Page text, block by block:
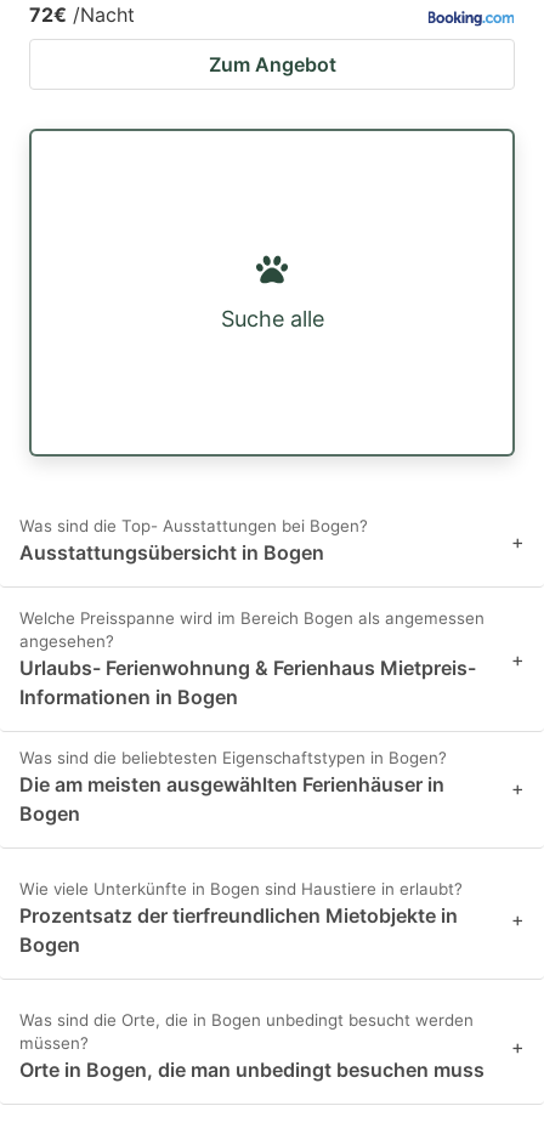
72€ /Nacht
Zum Angebot
Suche alle
Was sind die Top- Ausstattungen bei Bogen?
Ausstattungsübersicht in Bogen +
Welche Preisspanne wird im Bereich Bogen als angemessen
angesehen?
Urlaubs- Ferienwohnung & Ferienhaus Mietpreis-
Informationen in Bogen
+
Was sind die beliebtesten Eigenschaftstypen in Bogen?
Die am meisten ausgewählten Ferienhäuser in
Bogen
+
Wie viele Unterkünfte in Bogen sind Haustiere in erlaubt?
Prozentsatz der tierfreundlichen Mietobjekte in
Bogen
+
Was sind die Orte, die in Bogen unbedingt besucht werden
müssen?
Orte in Bogen, die man unbedingt besuchen muss
+